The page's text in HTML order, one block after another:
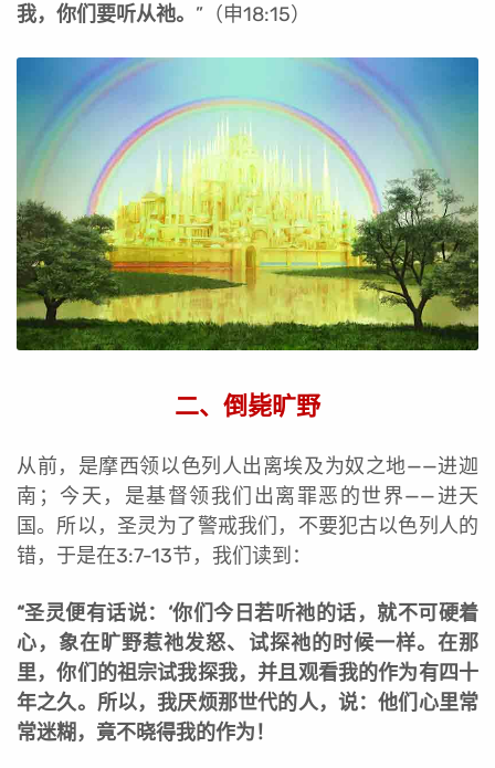
我，你们要听从祂。 ”（申18:15）
二、倒毙旷野
从前，是摩西领以色列人出离埃及为奴之地——进迦
南；今天，是基督领我们出离罪恶的世界——进天
国。所以，圣灵为了警戒我们，不要犯古以色列人的
错，于是在3:7-13节，我们读到：
“圣灵便有话说：‘你们今日若听祂的话，就不可硬着
心，象在旷野惹祂发怒、试探祂的时候一样。在那
里，你们的祖宗试我探我，并且观看我的作为有四十
年之久。所以，我厌烦那世代的人，说：他们心里常
常迷糊，竟不晓得我的作为！